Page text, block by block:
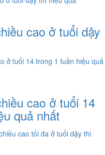
cao ở tuổi dậy
cao ở tuổi 14
quả nhất